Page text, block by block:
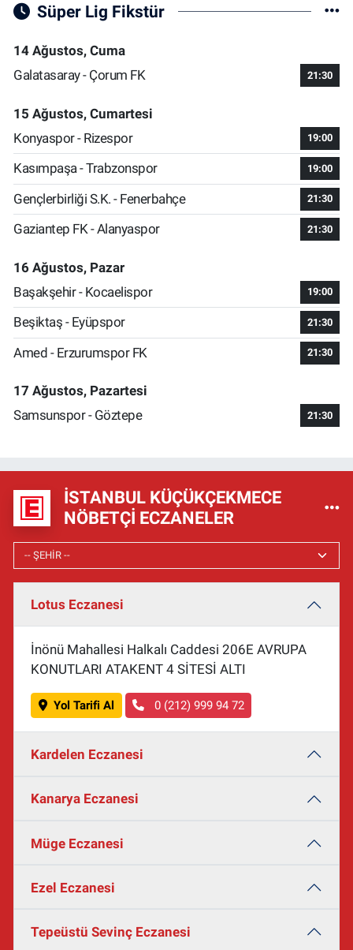
Süper Lig Fikstür
14 Ağustos, Cuma
Galatasaray - Çorum FK
21:30
15 Ağustos, Cumartesi
Konyaspor - Rizespor
19:00
Kasımpaşa - Trabzonspor 19:00
Gençlerbirliği S.K. - Fenerbahçe 21:30
Gaziantep FK - Alanyaspor 21:30
16 Ağustos, Pazar
Başakşehir - Kocaelispor
19:00
Beşiktaş - Eyüpspor 21:30
Amed - Erzurumspor FK 21:30
17 Ağustos, Pazartesi
Samsunspor - Göztepe
21:30
İSTANBUL KÜÇÜKÇEKMECE
NÖBETÇI ECZANELER
Lotus Eczanesi
İnönü Mahallesi Halkalı Caddesi 206E AVRUPA
KONUTLARI ATAKENT 4 SİTESİ ALTI
Yol Tarifi Al 0 (212) 999 94 72
Kardelen Eczanesi
Kanarya Eczanesi
Müge Eczanesi
Ezel Eczanesi
Tepeüstü Sevinç Eczanesi